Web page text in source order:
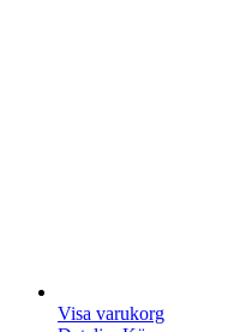
Visa varukorg